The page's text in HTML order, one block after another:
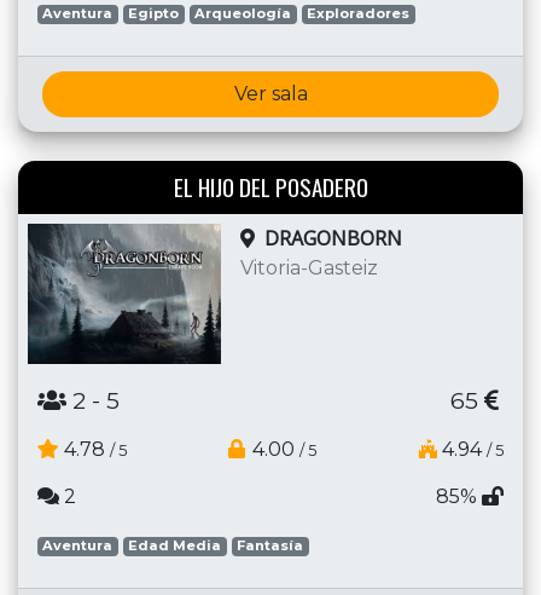
Aventura Egipto Arqueología Exploradores
Ver sala
EL HIJO DEL POSADERO
DRAGONBORN
Vitoria-Gasteiz
2 - 5 65
4.78 / 5 4.00 / 5 4.94 / 5
2 85%
Aventura Edad Media Fantasía